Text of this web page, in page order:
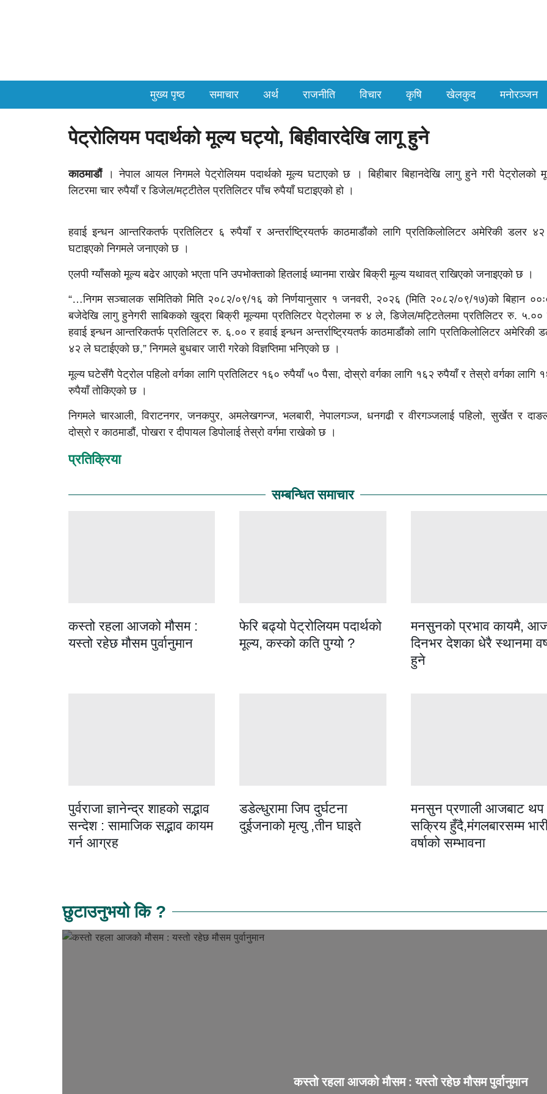
मुख्य पृष्ठ समाचार अर्थ राजनीति विचार कृषि खेलकुद मनाेरञ्जन
पेट्रोलियम पदार्थको मूल्य घट्यो, बिहीवारदेखि लागू हुने
काठमाडौं। नेपाल आयल निगमले पेट्रोलियम पदार्थको मूल्य घटाएको छ । बिहीबार बिहानदेखि लागु हुने गरी पेट्रोलको
लिटरमा चार रुपैयाँ र डिजेल/मट्टीतेल प्रतिलिटर पाँच रुपैयाँ घटाइएको हो ।
हवाई इन्धन आन्तरिकतर्फ प्रतिलिटर ६ रुपैयाँ र अन्तर्राष्ट्रियतर्फ काठमाडौंको लागि प्रतिकिलोलिटर अमेरिकी डलर
घटाइएको निगमले जनाएको छ ।
एलपी ग्याँसको मूल्य बढेर आएको भएता पनि उपभोक्ताको हितलाई ध्यानमा राखेर बिक्री मूल्य यथावत् राखिएको जनाइएको छ ।
“…निगम सञ्चालक समितिको मिति २०८२/०९/१६ को निर्णयानुसार १ जनवरी, २०२६ (मिति २०८२/०९/१७)को बिहान
बजेदेखि लागु हुनेगरी साबिकको खुद्रा बिक्री मूल्यमा प्रतिलिटर पेट्रोलमा रु ४ ले, डिजेल/मट्टितेलमा प्रतिलिटर रु.
हवाई इन्धन आन्तरिकतर्फ प्रतिलिटर रु. ६.०० र हवाई इन्धन अन्तर्राष्ट्रियतर्फ काठमाडौंको लागि प्रतिकिलोलिटर अमेरिकी
४२ ले घटाईएको छ,” निगमले बुधबार जारी गरेको विज्ञप्तिमा भनिएको छ ।
मूल्य घटेसँगै पेट्रोल पहिलो वर्गका लागि प्रतिलिटर १६० रुपैयाँ ५० पैसा, दोस्रो वर्गका लागि १६२ रुपैयाँ र तेस्रो वर्गका लागि
रुपैयाँ तोकिएको छ ।
निगमले चारआली, विराटनगर, जनकपुर, अमलेखगन्ज, भलबारी, नेपालगञ्ज, धनगढी र वीरगञ्जलाई पहिलो, सुर्खेत र
दोस्रो र काठमाडौं, पोखरा र दीपायल डिपोलाई तेस्रो वर्गमा राखेको छ ।
प्रतिक्रिया
सम्बन्धित समाचार
कस्तो रहला आजको मौसम :
यस्तो रहेछ मौसम पुर्वानुमान
फेरि बढ्यो पेट्रोलियम पदार्थको
मूल्य, कस्को कति पुग्यो ?
मनसुनको प्रभाव कायमै,
दिनभर देशका धेरै स्थानमा
हुने
पुर्वराजा ज्ञानेन्द्र शाहको सद्भाव
सन्देश : सामाजिक सद्भाव कायम
गर्न आग्रह
डडेल्धुरामा जिप दुर्घटना
दुईजनाको मृत्यु ,तीन घाइते
मनसुन प्रणाली आजबाट थप
सक्रिय हुँदै,मंगलबारसम्म
वर्षाको सम्भावना
छुटाउनुभयो कि ?
कस्तो रहला आजको मौसम : यस्तो रहेछ मौसम पुर्वानुमान